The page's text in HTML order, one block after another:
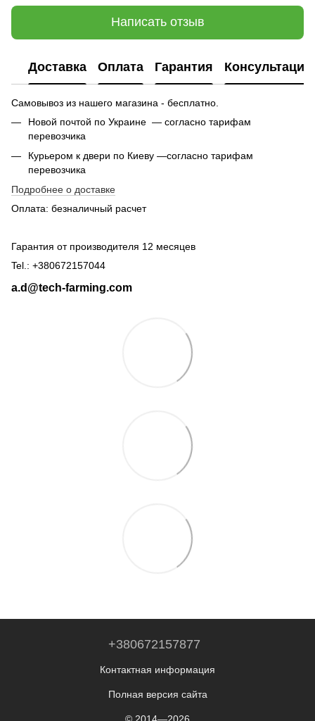
Написать отзыв
Доставка Оплата Гарантия Консультация
Самовывоз из нашего магазина - бесплатно.
Новой почтой по Украине — согласно тарифам
перевозчика
Курьером к двери по Киеву —согласно тарифам
перевозчика
Подробнее о доставке
Оплата: безналичный расчет
Гарантия от производителя 12 месяцев
Tel.: +380672157044
a.d@tech-farming.com
+380672157877
Контактная информация
Полная версия сайта